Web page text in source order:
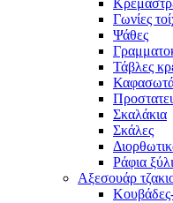
Γωνίες
Ψάθες
Τάβλες
Σκαλάκια
Σκάλες
Ράφια
Αξεσουάρ